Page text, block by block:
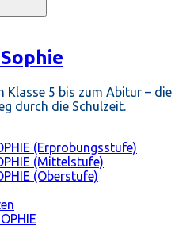
Klasse 5 bis zum Abitur – die
durch die Schulzeit.
(Erprobungsstufe)
(Mittelstufe)
(Oberstufe)